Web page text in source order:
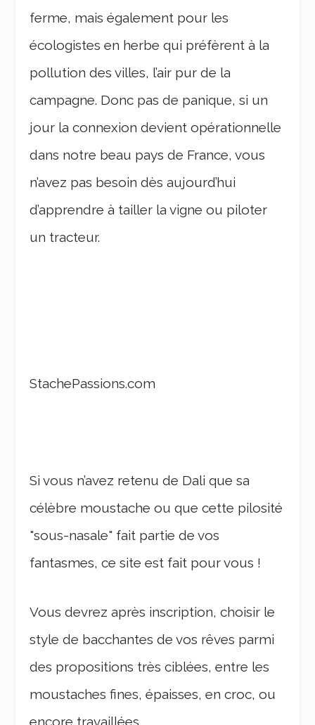
ferme, mais également pour les
écologistes en herbe qui préfèrent à la
pollution des villes, l’air pur de la
campagne. Donc pas de panique, si un
jour la connexion devient opérationnelle
dans notre beau pays de France, vous
n’avez pas besoin dès aujourd’hui
d’apprendre à tailler la vigne ou piloter
un tracteur.
StachePassions.com
Si vous n’avez retenu de Dali que sa
célèbre moustache ou que cette pilosité
"sous-nasale" fait partie de vos
fantasmes, ce site est fait pour vous !
Vous devrez après inscription, choisir le
style de bacchantes de vos rêves parmi
des propositions très ciblées, entre les
moustaches fines, épaisses, en croc, ou
encore travaillées.